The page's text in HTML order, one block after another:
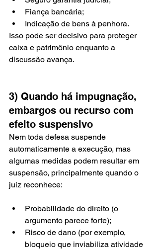
Fiança bancária;
Indicação de bens à penhora.
Isso pode ser decisivo para proteger
caixa e patrimônio enquanto a
discussão avança.
3) Quando há impugnação,
embargos ou recurso com
efeito suspensivo
Nem toda defesa suspende
automaticamente a execução, mas
algumas medidas podem resultar em
suspensão, principalmente quando o
juiz reconhece:
Probabilidade do direito (o
argumento parece forte);
Risco de dano (por exemplo,
bloqueio que inviabiliza atividade